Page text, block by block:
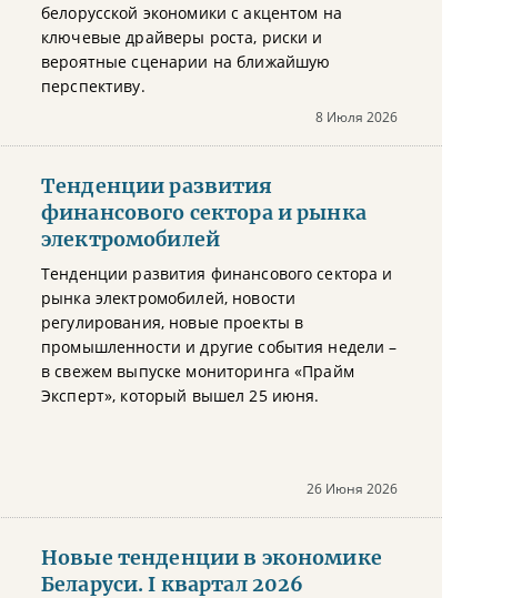
белорусской экономики с акцентом на
ключевые драйверы роста, риски и
вероятные сценарии на ближайшую
перспективу.
8 Июля 2026
Тенденции развития
финансового сектора и рынка
электромобилей
Тенденции развития финансового сектора и
рынка электромобилей, новости
регулирования, новые проекты в
промышленности и другие события недели –
в свежем выпуске мониторинга «Прайм
Эксперт», который вышел 25 июня.
26 Июня 2026
Новые тенденции в экономике
Беларуси. I квартал 2026